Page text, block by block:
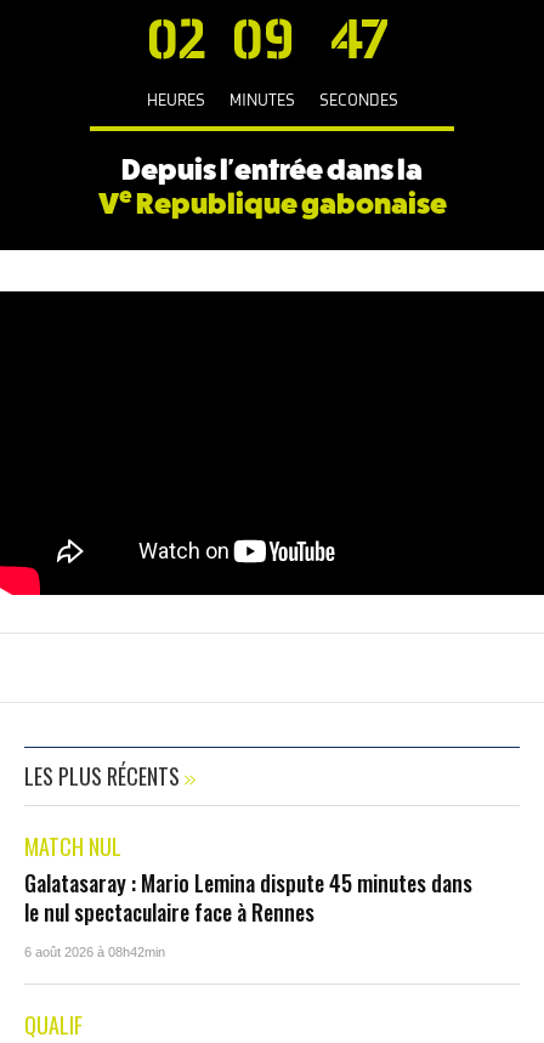
02
HEURES
09
MINUTES
48
SECONDES
Depuis l'entrée dans la
VeRepublique gabonaise
LES PLUS RÉCENTS
MATCH NUL
Galatasaray : Mario Lemina dispute 45 minutes dans
le nul spectaculaire face à Rennes
6 août 2026 à 08h42min
QUALIF